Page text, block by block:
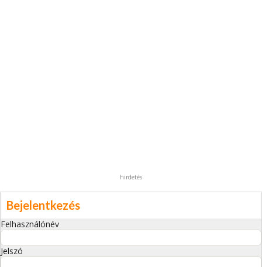
hirdetés
Bejelentkezés
Felhasználónév
Jelszó